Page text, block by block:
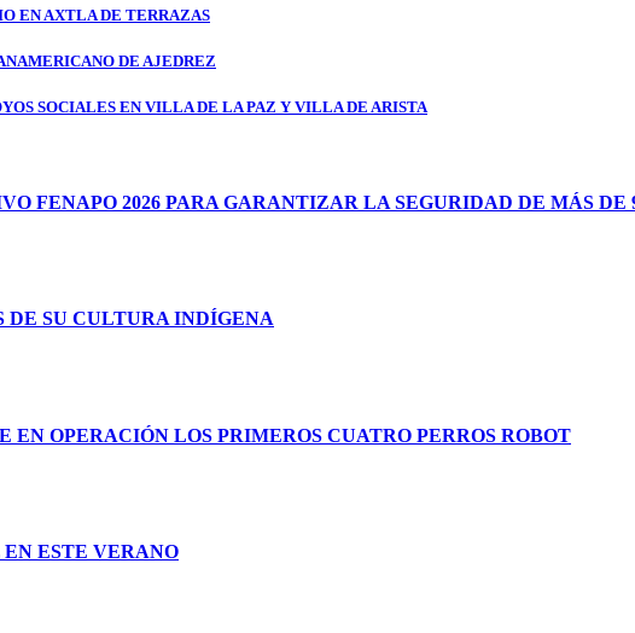
EN AXTLA DE TERRAZAS
DE AJEDREZ
SOCIALES EN VILLA DE LA PAZ Y VILLA DE ARISTA
FENAPO 2026 PARA GARANTIZAR LA SEGURIDAD DE MÁS
DE SU CULTURA INDÍGENA
OPERACIÓN LOS PRIMEROS CUATRO PERROS ROBOT
ESTE VERANO